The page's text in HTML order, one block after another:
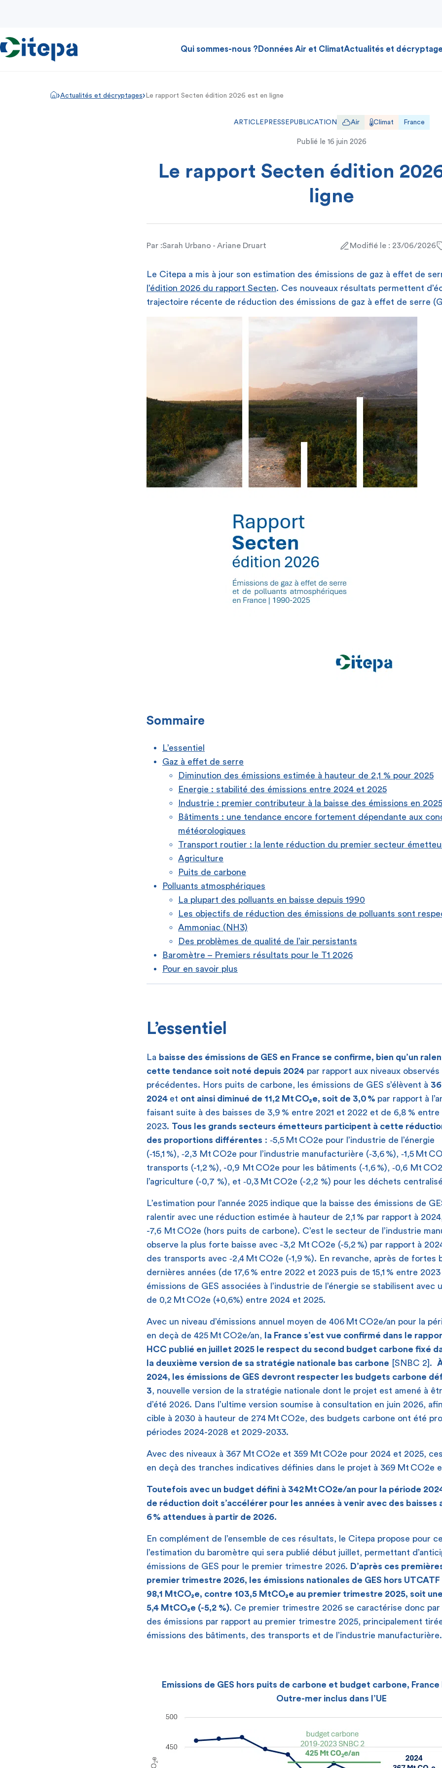
Qui sommes-nous ? Données Air et ClimatActualités et
›Actualités et décryptages› Le rapport Secten édition 2026 est en ligne
ARTICLE PRESSE PUBLICATION Air Climat France
Publié le 16 juin 2026
Le rapport Secten édition
ligne
Par :Sarah Urbano - Ariane Druart Modifié le : 23/06/2026
Le Citepa a mis à jour son estimation des émissions de gaz à effet de
l’édition 2026 du rapport Secten. Ces nouveaux résultats permettent
trajectoire récente de réduction des émissions de gaz à effet de serre
Sommaire
L’essentiel
Gaz à effet de serre
Diminution des émissions estimée à hauteur de 2,1 % pour 2025
Energie : stabilité des émissions entre 2024 et 2025
Industrie : premier contributeur à la baisse des émissions en 2025
Bâtiments : une tendance encore fortement dépendante aux
météorologiques
Transport routier : la lente réduction du premier secteur
Agriculture
Puits de carbone
Polluants atmosphériques
La plupart des polluants en baisse depuis 1990
Les objectifs de réduction des émissions de polluants sont
Ammoniac (NH3)
Des problèmes de qualité de l’air persistants
Baromètre – Premiers résultats pour le T1 2026
Pour en savoir plus
L’essentiel
La baisse des émissions de GES en France se confirme, bien qu’un
cette tendance soit noté depuis 2024 par rapport aux niveaux observés
précédentes. Hors puits de carbone, les émissions de GES s’élèvent à
2024 et ont ainsi diminué de 11,2 Mt CO₂e, soit de 3,0 % par rapport à
faisant suite à des baisses de 3,9 % entre 2021 et 2022 et de 6,8 %
2023. Tous les grands secteurs émetteurs participent à cette
des proportions différentes : ‑5,5 Mt CO2e pour l’industrie de l’énergie
(‑15,1 %), ‑2,3 Mt CO2e pour l’industrie manufacturière (‑3,6 %), ‑1,5 Mt CO
transports (-1,2 %), -0,9 Mt CO2e pour les bâtiments (‑1,6 %), ‑0,6 Mt CO2
l’agriculture (-0,7 %), et ‑0,3 Mt CO2e (-2,2 %) pour les déchets
L’estimation pour l’année 2025 indique que la baisse des émissions de
ralentir avec une réduction estimée à hauteur de 2,1 % par rapport à
-7,6 Mt CO2e (hors puits de carbone). C’est le secteur de l’industrie
observe la plus forte baisse avec -3,2 Mt CO2e (-5,2 %) par rapport à
des transports avec ‑2,4 Mt CO2e (-1,9 %). En revanche, après de fortes
dernières années (de 17,6 % entre 2022 et 2023 puis de 15,1 % entre
émissions de GES associées à l’industrie de l’énergie se stabilisent avec
de 0,2 Mt CO2e (+0,6%) entre 2024 et 2025.
Avec un niveau d’émissions annuel moyen de 406 Mt CO2e/an pour la
en deçà de 425 Mt CO2e/an,
la France s’est vue confirmé dans le
HCC publié en juillet 2025 le respect du second budget carbone fixé
la deuxième version de sa stratégie nationale bas carbone [SNBC 2].
2024, les émissions de GES devront respecter les budgets carbone
3, nouvelle version de la stratégie nationale dont le projet est amené à
d’été 2026. Dans l’ultime version soumise à consultation en juin 2026,
cible à 2030 à hauteur de 274 Mt CO2e, des budgets carbone ont été
périodes 2024-2028 et 2029-2033.
Avec des niveaux à 367 Mt CO2e et 359 Mt CO2e pour 2024 et 2025,
en deçà des tranches indicatives définies dans le projet à 369 Mt CO2e
Toutefois avec un budget défini à 342 Mt CO2e/an pour la période
de réduction doit s’accélérer pour les années à venir avec des baisses
6 % attendues à partir de 2026.
En complément de l’ensemble de ces résultats, le Citepa propose pour
l’estimation du baromètre qui sera publié début juillet, permettant
émissions de GES pour le premier trimestre 2026. D’après ces
premier trimestre 2026, les émissions nationales de GES hors
98,1 MtCO₂e, contre 103,5 MtCO₂e au premier trimestre 2025, soit
5,4 MtCO₂e (-5,2 %). Ce premier trimestre 2026 se caractérise donc par
des émissions par rapport au premier trimestre 2025, principalement
émissions des bâtiments, des transports et de l’industrie manufacturière.
Emissions de GES hors puits de carbone et budget carbone,
Outre-mer inclus dans l’UE